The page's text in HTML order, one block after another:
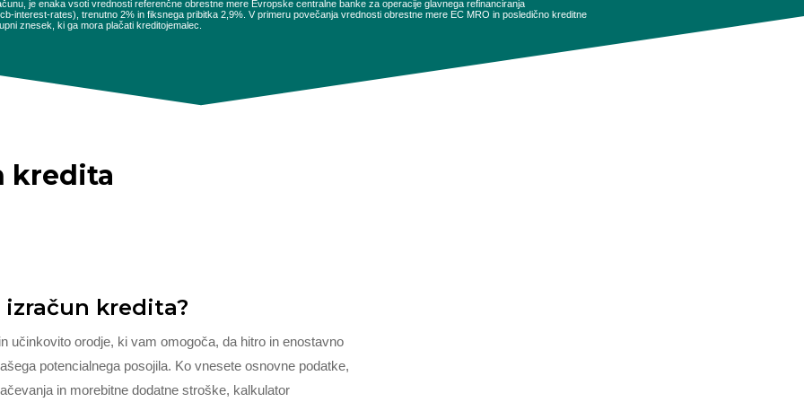
je enaka vsoti vrednosti referenčne obrestne mere Evropske centralne banke za operacije glavnega refinanciranja
interest-rates), trenutno 2% in fiksnega pribitka 2,9%. V primeru povečanja vrednosti obrestne mere EC MRO in posledično kreditne
znesek, ki ga mora plačati kreditojemalec.
kredita
kredita?
učinkovito orodje, ki vam omogoča, da hitro in enostavno
potencialnega posojila. Ko vnesete osnovne podatke,
in morebitne dodatne stroške, kalkulator